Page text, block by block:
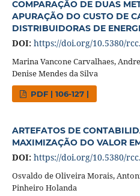
COMPARAÇÃO DE DUAS
APURAÇÃO DO CUSTO DE
DISTRIBUIDORAS DE
DOI: https://doi.org/10.5380/
Marina Vancone Carvalhaes,
Denise Mendes da Silva
PDF | 106-127 |
ARTEFATOS DE
MAXIMIZAÇÃO DO VALOR
DOI: https://doi.org/10.5380/
Osvaldo de Oliveira Morais,
Pinheiro Holanda